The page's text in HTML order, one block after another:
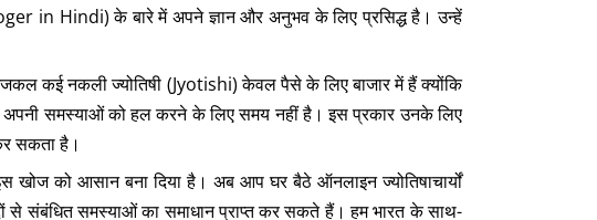
in Hindi) के बारे में अपने ज्ञान और अनुभव के लिए प्रसिद्ध है। उन्हें
कई नकली ज्योतिषी (Jyotishi) केवल पैसे के लिए बाजार में हैं क्योंकि
अपनी समस्याओं को हल करने के लिए समय नहीं है। इस प्रकार उनके लिए
सकता है।
को आसान बना दिया है। अब आप घर बैठे ऑनलाइन ज्योतिषाचार्यों
संबंधित समस्याओं का समाधान प्राप्त कर सकते हैं। हम भारत के साथ-